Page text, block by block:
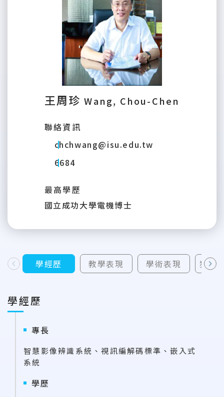
王周珍Wang, Chou-Chen
聯絡資訊
chchwang@isu.edu.tw
6684
最高學歷
國立成功大學電機博士
上一則學經歷 教學表現 學術表現 獲補
下一則
學經歷
專長
智慧影像辨識系統、視訊編解碼標準、嵌入式
系統
學歷